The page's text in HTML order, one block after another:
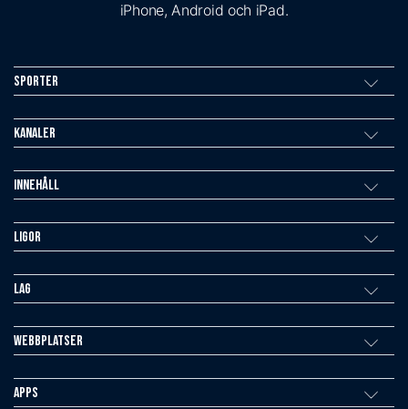
iPhone, Android och iPad.
Sporter
Kanaler
Innehåll
Ligor
Lag
Webbplatser
Apps